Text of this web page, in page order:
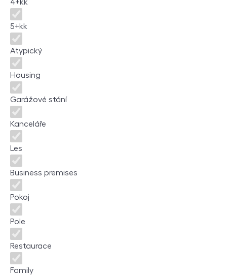
4+kk
5+kk
Atypický
Housing
Garážové stání
Kanceláře
Les
Business premises
Pokoj
Pole
Restaurace
Family